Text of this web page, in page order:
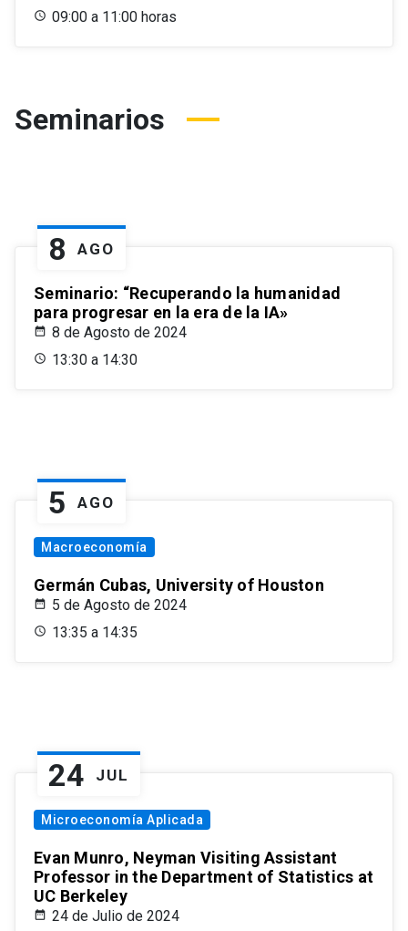
09:00 a 11:00 horas
Seminarios
8 AGO
Seminario: “Recuperando la humanidad
para progresar en la era de la IA»
8 de Agosto de 2024
13:30 a 14:30
5 AGO
Macroeconomía
Germán Cubas, University of Houston
5 de Agosto de 2024
13:35 a 14:35
24 JUL
Microeconomía Aplicada
Evan Munro, Neyman Visiting Assistant
Professor in the Department of Statistics at
UC Berkeley
24 de Julio de 2024